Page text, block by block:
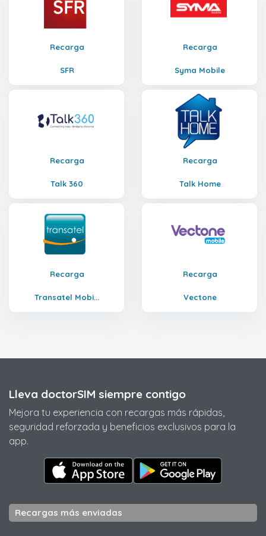
Recarga
SFR
Recarga
Syma Mobile
Recarga
Talk 360
Recarga
Talk Home
Recarga
Transatel Mobi...
Recarga
Vectone
Lleva doctorSIM siempre contigo
Mejora tu experiencia con recargas más rápidas,
seguridad reforzada y beneficios exclusivos para la
app.
Recargas más enviadas